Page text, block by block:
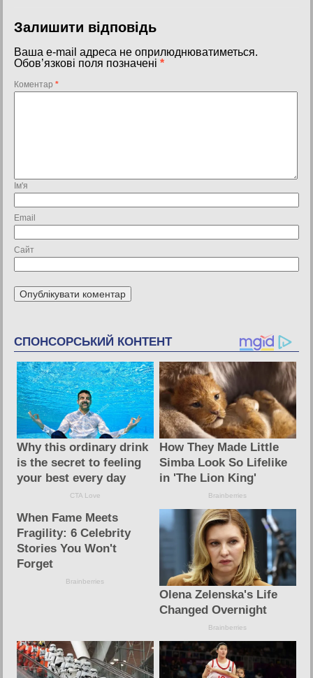
Залишити відповідь
Ваша e-mail адреса не оприлюднюватиметься.
Обов’язкові поля позначені *
Коментар *
Ім'я
Email
Сайт